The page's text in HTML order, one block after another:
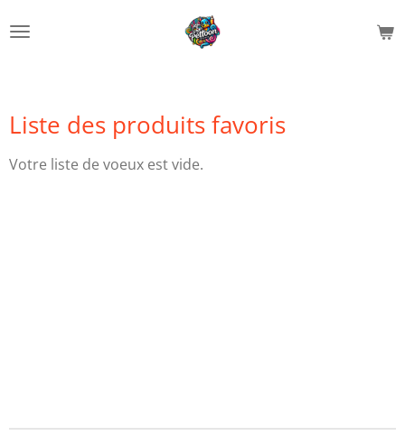
au
Liste des produits favoris
Votre liste de voeux est vide.